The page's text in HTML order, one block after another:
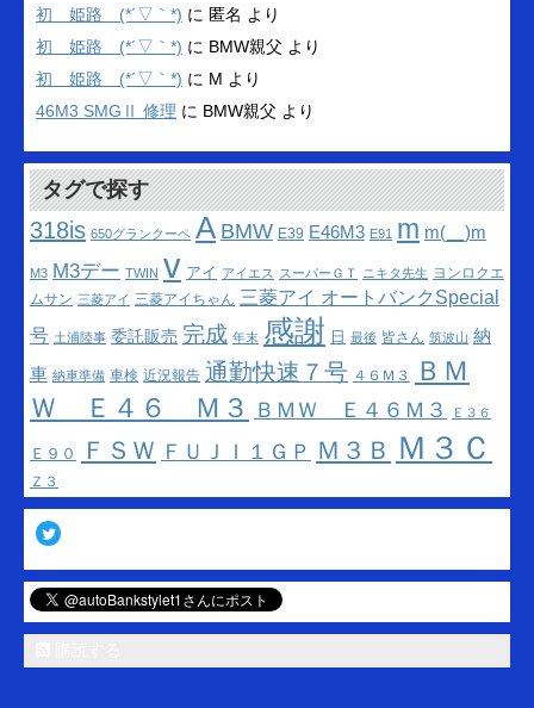
初 姫路 (*´▽｀*) に 匿名 より
初 姫路 (*´▽｀*) に BMW親父 より
初 姫路 (*´▽｀*) に M より
46M3 SMGⅡ 修理 に BMW親父 より
タグで探す
318is 650グランクーペ A BMW E39 E46M3 E91 m m(__)m
M3 M3デー TWIN v アイ アイエス スーパーＧＴ ニキタ先生 ヨンロクエ
ムサン 三菱アイ 三菱アイちゃん 三菱アイ オートバンクSpecial
号 土浦陸事 委託販売 完成 年末 感謝 日 最後 皆さん 筑波山 納
車 納車準備 車検 近況報告 通勤快速７号 ４６Ｍ３
ＢＭ
Ｗ Ｅ４６ Ｍ３
ＢＭＷ Ｅ４６Ｍ３ Ｅ３６
Ｅ９０ ＦＳＷ ＦＵＪＩ１ＧＰ Ｍ３Ｂ Ｍ３Ｃ
Ｚ３
Twitter